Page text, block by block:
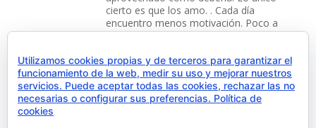
cierto es que los amo. . Cada día
encuentro menos motivación. Poco a
poco le pierdo el sentido a la vida. Soy
cual tuve que cuidar toda la vida,
incluso hace muchos años yo asumí el
papel de cabeza de familia y ella vive
conmigo.
Utilizamos cookies propias y de terceros para garantizar el
funcionamiento de la web, medir su uso y mejorar nuestros
servicios. Puede aceptar todas las cookies, rechazar las no
necesarias o configurar sus preferencias. Política de
cookies